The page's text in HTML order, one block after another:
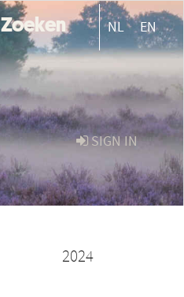
Zoeken NL EN
SIGN IN
2024